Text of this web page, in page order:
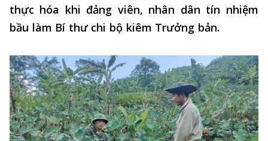
thực hóa khi đảng viên, nhân dân tín nhiệm
bầu làm Bí thư chi bộ kiêm Trưởng bản.